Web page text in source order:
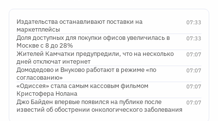
07:33
Издательства останавливают поставки на
маркетплейсы
07:33
Доля доступных для покупки офисов увеличилась в
Москве с 8 до 28%
07:07
Жителей Камчатки предупредили, что на несколько
дней отключат интернет
07:07
Домодедово и Внуково работают в режиме «по
согласованию»
07:07
«Одиссея» стала самым кассовым фильмом
Кристофера Нолана
07:07
Джо Байден впервые появился на публике после
известий об обострении онкологического заболевания